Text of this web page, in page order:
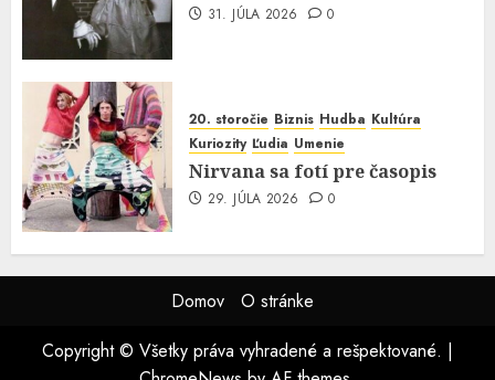
31. JÚLA 2026 0
20. storočie Biznis Hudba Kultúra
Kuriozity Ľudia Umenie
Nirvana sa fotí pre časopis
29. JÚLA 2026 0
Domov
O stránke
Copyright © Všetky práva vyhradené a rešpektované. |